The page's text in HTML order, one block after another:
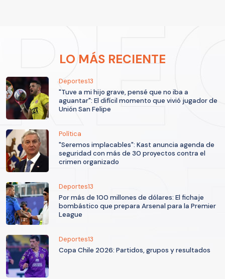
LO MÁS RECIENTE
Deportes13
"Tuve a mi hijo grave, pensé que no iba a
aguantar": El difícil momento que vivió jugador de
Unión San Felipe
Política
"Seremos implacables": Kast anuncia agenda de
seguridad con más de 30 proyectos contra el
crimen organizado
Deportes13
Por más de 100 millones de dólares: El fichaje
bombástico que prepara Arsenal para la Premier
League
Deportes13
Copa Chile 2026: Partidos, grupos y resultados